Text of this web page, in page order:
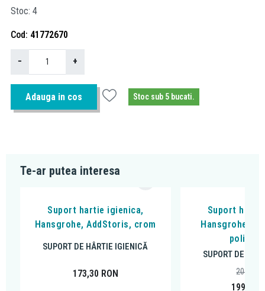
Stoc 4
Cod 41772670
− +
Adauga in cos Stoc sub 5 bucati.
Te-ar putea interesa
Suport hartie igienica,
Hansgrohe, AddStoris, crom
SUPORT DE HÂRTIE IGIENICĂ
173,30 RON
Suport
Hansgrohe,
polita,
SUPORT DE
199,00
207,54